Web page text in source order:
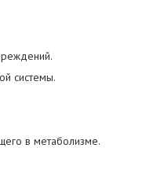
системы.
в метаболизме.